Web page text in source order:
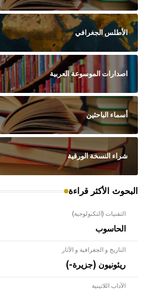
الأطلس الجغرافي
اصدارات الموسوعة العربية
أسماء الباحثين
شراء النسخة الورقية
البحوث الأكثر قراءة
التقنيات (التكنولوجية)
الحاسوب
التاريخ و الجغرافية و الآثار
ريئونيون (جزيرة-)
الآداب اللاتينية